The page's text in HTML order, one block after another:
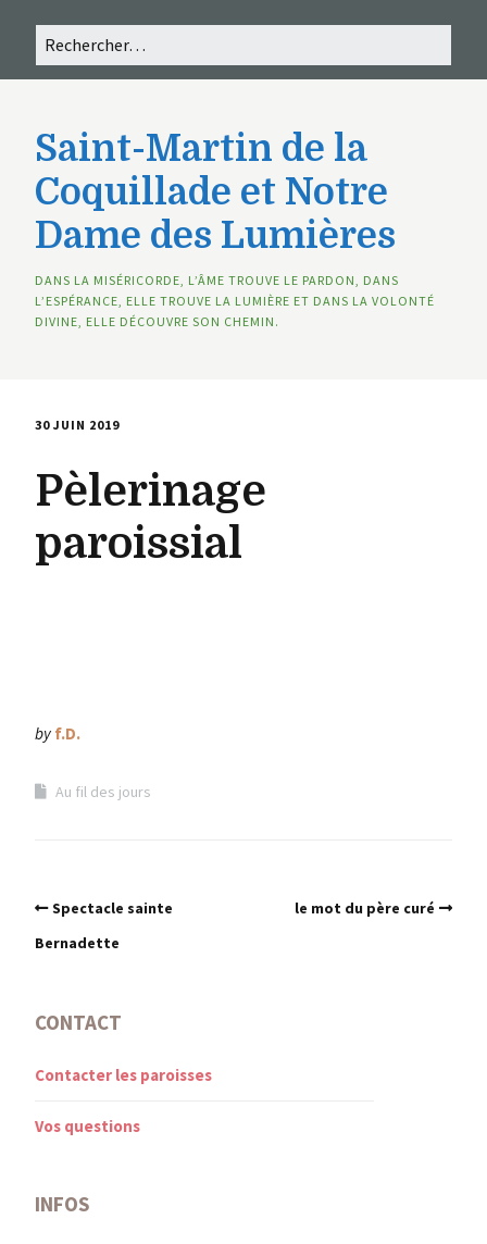
Saint-Martin de la
Coquillade et Notre
Dame des Lumières
DANS LA MISÉRICORDE, L’ÂME TROUVE LE PARDON, DANS
L’ESPÉRANCE, ELLE TROUVE LA LUMIÈRE ET DANS LA VOLONTÉ
DIVINE, ELLE DÉCOUVRE SON CHEMIN.
30 JUIN 2019
Pèlerinage
paroissial
by f.D.
Au fil des jours
Spectacle sainte
Bernadette
le mot du père curé
CONTACT
Contacter les paroisses
Vos questions
INFOS